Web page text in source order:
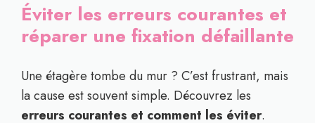
Éviter les erreurs courantes et
réparer une fixation défaillante
Une étagère tombe du mur ? C’est frustrant, mais
la cause est souvent simple. Découvrez les
erreurs courantes et comment les éviter.